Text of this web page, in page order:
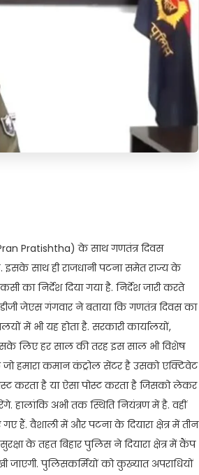
(Pran Pratishtha) के साथ गणतंत्र दिवस
साथ ही राजधानी पटना समेत राज्य के
का निर्देश दिया गया है. निर्देश जारी करते
जेएस गंगवार ने बताया कि गणतंत्र दिवस का
में भी यह होता है. सरकारी कार्यालयों,
इसके लिए हर साल की तरह इस साल भी विशेष
हमारा कमान कंट्रोल सेंटर है उसको एक्टिवेट
करता है या ऐसा पोस्ट करता है जिसको लेकर
हालांकि अभी तक स्थिति नियंत्रण में है. वहीं
हैं. वैशाली में और पटना के दियारा क्षेत्र में तीन
के तहत बिहार पुलिस ने दियारा क्षेत्र में कैंप
पुलिसकर्मियों को कुख्यात अपराधियों